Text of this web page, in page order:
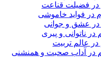
فضیلت قناعت
در فواید خاموشى
در عشق و جوانى
ناتوانى و پیرى
عالم تربیت
در آداب صحبت و همنشنى